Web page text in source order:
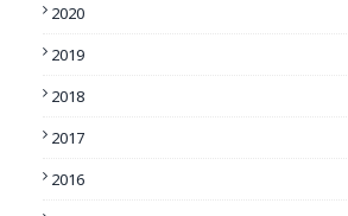
2020
2019
2018
2017
2016